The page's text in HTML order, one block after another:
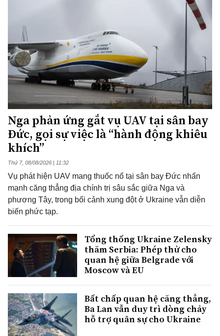
Nga phản ứng gắt vụ UAV tại sân bay
Đức, gọi sự việc là “hành động khiêu
khích”
Thứ 7, 08/08/2026 | 11:32
Vụ phát hiện UAV mang thuốc nổ tại sân bay Đức nhấn
mạnh căng thẳng địa chính trị sâu sắc giữa Nga và
phương Tây, trong bối cảnh xung đột ở Ukraine vẫn diễn
biến phức tạp.
Tổng thống Ukraine Zelensky
thăm Serbia: Phép thử cho
quan hệ giữa Belgrade với
Moscow và EU
Bất chấp quan hệ căng thẳng,
Ba Lan vẫn duy trì dòng chảy
hỗ trợ quân sự cho Ukraine